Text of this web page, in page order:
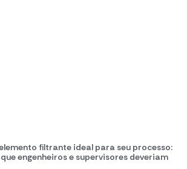
filtrante ideal para seu processo:
engenheiros e supervisores deveriam